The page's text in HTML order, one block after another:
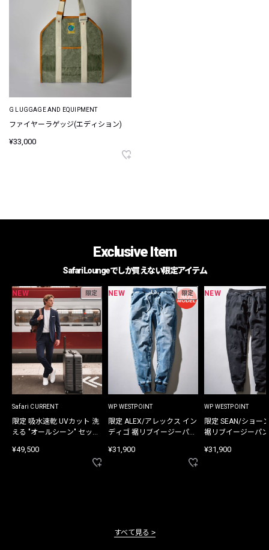
G LUGGAGE AND EQUIPMENT
ファイヤーラゲッジ(エディション)
¥33,000
Exclusive Item
Safari Loungeでしか買えない限定アイテム
NEW 限定
Safari CURRENT
限定 吸水速乾 UVカット 洗
える "オールシーン" セット
¥49,500
NEW 限定
WP WESTPOINT
限定 ALEX/アレックス イン
ディゴ 裾リブイージーパン
¥31,900
NEW
WP WESTPOINT
限定 SEAN/ショー
裾リブイージーパ
¥31,900
すべて見る